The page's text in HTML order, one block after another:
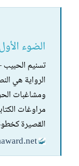
الضوء
تسنيم
الرواية هي
ومشاغبات
مراوغات
القصيرة